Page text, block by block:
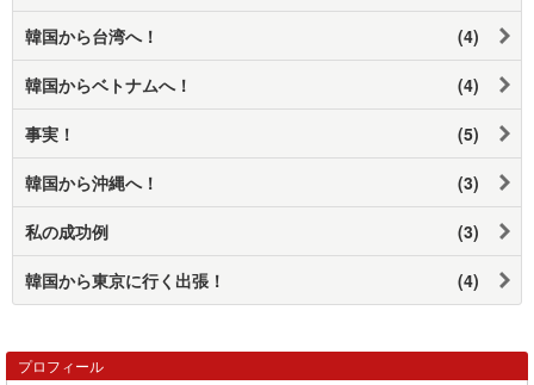
韓国から台湾へ！ (4)
韓国からベトナムへ！ (4)
事実！ (5)
韓国から沖縄へ！ (3)
私の成功例 (3)
韓国から東京に行く出張！ (4)
プロフィール